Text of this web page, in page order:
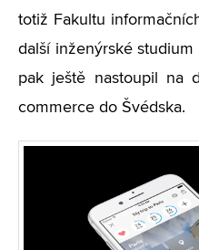
totiž Fakultu
další inženýrské
pak ještě nastoupil na
commerce do Švédska.